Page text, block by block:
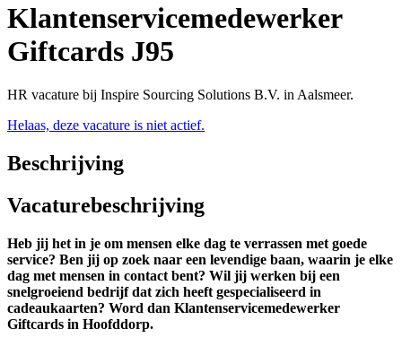
Klantenservicemedewerker
Giftcards J95
HR vacature bij Inspire Sourcing Solutions B.V. in Aalsmeer.
Helaas, deze vacature is niet actief.
Beschrijving
Vacaturebeschrijving
Heb jij het in je om mensen elke dag te verrassen met goede
service? Ben jij op zoek naar een levendige baan, waarin je elke
dag met mensen in contact bent? Wil jij werken bij een
snelgroeiend bedrijf dat zich heeft gespecialiseerd in
cadeaukaarten? Word dan Klantenservicemedewerker
Giftcards in Hoofddorp.